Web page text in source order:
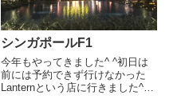
シンガポールF1
今年もやってきました^ ^初日は
前には予約できず行けなかった
Lanternという店に行きました^ ^